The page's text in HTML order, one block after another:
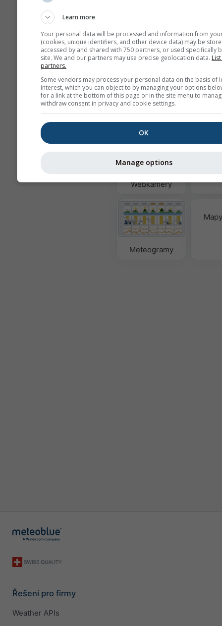
S obrázkem na
S barvou pozadí
Bez pozadí: tmavý
Více údajů o počasí
Webkamery
Meteogramy
Řešení pro firmy
Weather APIs
Learn more
Your personal data will be processed and information from
(cookies, unique identifiers, and other device data) may be
accessed by and shared with 750 partners, or used specifically
site. We and our partners may use precise geolocation data.
partners.
Some vendors may process your personal data on the basis of
interest, which you can object to by managing your options
for a link at the bottom of this page or in the site menu to
withdraw consent in privacy and cookie settings.
OK
Manage options